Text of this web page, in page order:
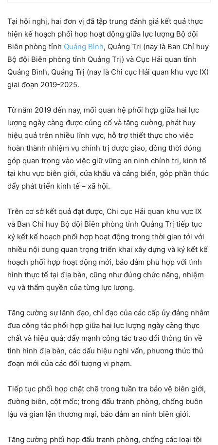
Tại hội nghị, hai đơn vị đã tập trung đánh giá kết quả thực
hiện kế hoạch phối hợp hoạt động giữa lực lượng Bộ đội
Biên phòng tỉnh Quảng Bình, Quảng Trị (nay là Ban Chỉ huy
Bộ đội Biên phòng tỉnh Quảng Trị) và Cục Hải quan tỉnh
Quảng Bình, Quảng Trị (nay là Chi cục Hải quan khu vực IX)
giai đoạn 2019-2025.
Từ năm 2019 đến nay, mối quan hệ phối hợp giữa hai lực
lượng ngày càng được củng cố và tăng cường, phát huy
hiệu quả trên nhiều lĩnh vực, hỗ trợ thiết thực cho việc
hoàn thành nhiệm vụ chính trị được giao, đồng thời đóng
góp quan trọng vào việc giữ vững an ninh chính trị, kinh tế
tại khu vực biên giới, cửa khẩu và cảng biển, góp phần thúc
đẩy phát triển kinh tế – xã hội.
Trên cơ sở kết quả đạt được, Chi cục Hải quan khu vực IX
và Ban Chỉ huy Bộ đội Biên phòng tỉnh Quảng Trị tiếp tục
ký kết kế hoạch phối hợp hoạt động trong thời gian tới với
nhiều nội dung quan trọng triển khai xây dựng và ký kết kế
hoạch phối hợp hoạt động mới, bảo đảm phù hợp với tình
hình thực tế tại địa bàn, cũng như đúng chức năng, nhiệm
vụ và thẩm quyền của từng lực lượng.
Tăng cường sự lãnh đạo, chỉ đạo của các cấp ủy đảng nhằm
đưa công tác phối hợp giữa hai lực lượng ngày càng thực
chất và hiệu quả; đẩy mạnh công tác trao đổi thông tin về
tình hình địa bàn, các dấu hiệu nghi vấn, phương thức thủ
đoạn mới của các đối tượng vi phạm.
Tiếp tục phối hợp chặt chẽ trong tuần tra bảo vệ biên giới,
đường biên, cột mốc; trong đấu tranh phòng, chống buôn
lậu và gian lận thương mại, bảo đảm an ninh biên giới.
Tăng cường phối hợp đấu tranh phòng, chống các loại tội